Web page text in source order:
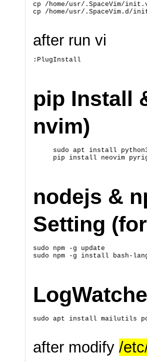
cp /home/usr/.SpaceVim/
cp /home/usr/.SpaceVim.d/
after run vi
:PlugInstall
pip Install
nvim)
sudo apt install
pip install neovim
nodejs &
Setting
sudo npm -g update
sudo apt install mailutils
after modify /